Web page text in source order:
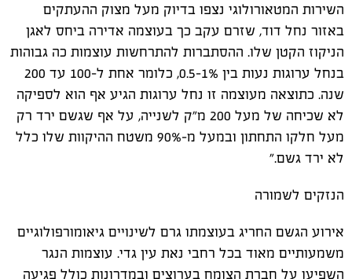
השירות המטאורולוגי נצפו בדיוק מעל מצוק ההעתקים
באזור נחל דוד, שזרם עקב כך בעוצמה אדירה ביחס לאגן
הניקוז הקטן שלו. ההסתברות להתרחשות עוצמות כה גבוהות
בנחל ערוגות נעות בין 0.5-1%, כלומר אחת ל-100 עד 200
שנה. כתוצאה מעוצמה זו נחל ערוגות הגיע אף הוא לספיקה
לא שכיחה של מעל 200 מ"ק לשנייה, על אף שגשם ירד רק
מעל חלקו התחתון ובמעל מ-90% משטח ההיקוות שלו כלל
לא ירד גשם."
הנזקים לשמורה
אירוע הגשם החריג בעוצמתו גרם לשינויים גיאומורפולוגיים
משמעותיים מאוד בכל רחבי נאת עין גדי. עוצמות הנגר
השפיעו על חברת הצומח בערוצים ובמדרונות כולל פגיעה